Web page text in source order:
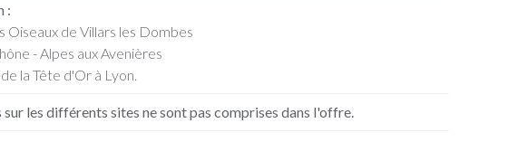
:
Oiseaux de Villars les Dombes
- Alpes aux Avenières
la Tête d'Or à Lyon.
sur les différents sites ne sont pas comprises dans l'offre.